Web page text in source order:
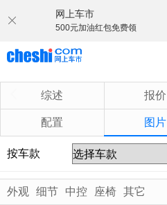
网上车市
500元加油红包免费领
综述 报价
配置 图片
按车款
外观 细节 中控 座椅 其它